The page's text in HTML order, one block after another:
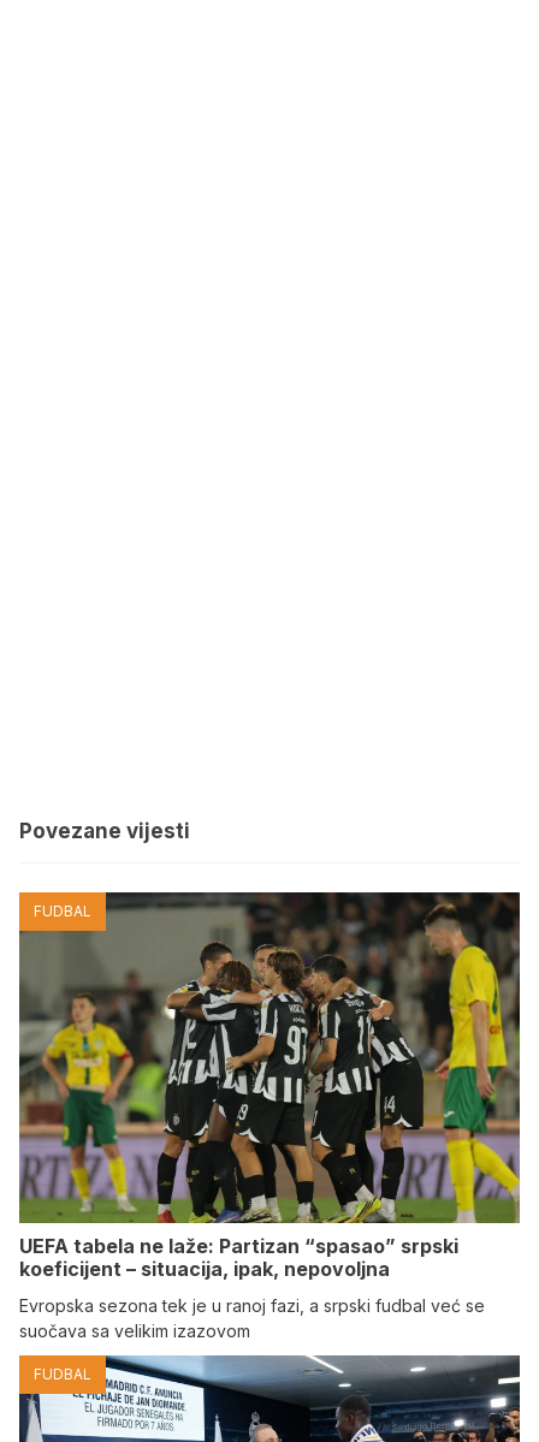
Povezane vijesti
FUDBAL
UEFA tabela ne laže: Partizan “spasao” srpski
koeficijent – situacija, ipak, nepovoljna
Evropska sezona tek je u ranoj fazi, a srpski fudbal već se
suočava sa velikim izazovom
FUDBAL